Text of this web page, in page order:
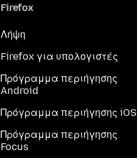
Firefox
Λήψη
Firefox για υπολογιστές
Πρόγραμμα περιήγησης
Android
Πρόγραμμα περιήγησης iOS
Πρόγραμμα περιήγησης
Focus